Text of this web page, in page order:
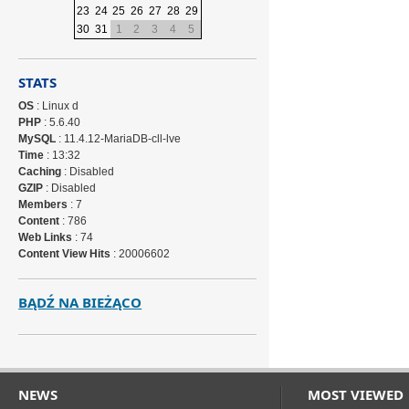
23 24 25 26 27 28 29
30 31 1 2 3 4 5
STATS
OS : Linux d
PHP : 5.6.40
MySQL : 11.4.12-MariaDB-cll-lve
Time : 13:32
Caching : Disabled
GZIP : Disabled
Members : 7
Content : 786
Web Links : 74
Content View Hits : 20006602
BĄDŹ NA BIEŻĄCO
NEWS MOST VIEWED